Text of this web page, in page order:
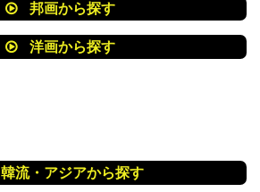
邦画から探す
洋画から探す
韓流・アジアから探す